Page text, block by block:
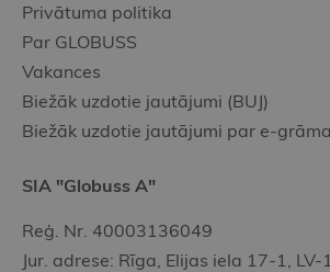
Privātuma politika
Par GLOBUSS
Vakances
Biežāk uzdotie jautājumi (BUJ)
Biežāk uzdotie jautājumi par e-
SIA "Globuss A"
Reģ. Nr. 40003136049
Jur. adrese: Rīga, Elijas iela 17-1,